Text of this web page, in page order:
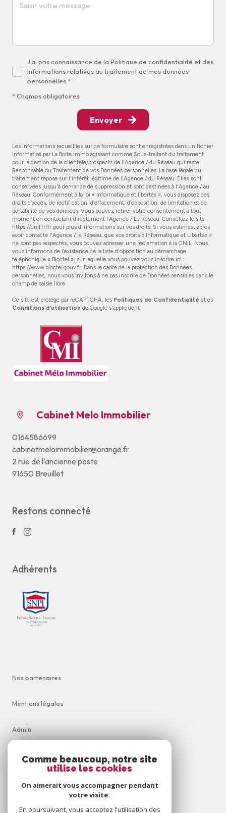
J'ai pris connaissance de la Politique de confidentialité et des
informations relatives au traitement de mes données
personnelles *
* Champs obligatoires
Envoyer
Les informations recueillies sur ce formulaire sont enregistrées dans un fichier
informatisé par La Boite Immo agissant comme Sous-traitant du traitement
pour la gestion de la clientèle/prospects de l'Agence / du Réseau qui reste
Responsable du Traitement de vos Données personnelles. La base légale du
traitement repose sur l'intérêt légitime de l'Agence / du Réseau. Elles sont
conservées jusqu'à demande de suppression et sont destinées à l'Agence / au
Réseau. Conformément à la loi « informatique et libertés », vous disposez des
droits d’accès, de rectification, d’effacement, d’opposition, de limitation et de
portabilité de vos données. Vous pouvez retirer votre consentement à tout
moment en contactant directement l’Agence / Le Réseau. Consultez le site
https://cnil.fr/fr pour plus d’informations sur vos droits. Si vous estimez, après
avoir contacté l'Agence / le Réseau, que vos droits « Informatique et Libertés »
ne sont pas respectés, vous pouvez adresser une réclamation à la CNIL. Nous
vous informons de l’existence de la liste d'opposition au démarchage
téléphonique « Bloctel », sur laquelle vous pouvez vous inscrire ici :
https://www.bloctel.gouv.fr . Dans le cadre de la protection des Données
personnelles, nous vous invitons à ne pas inscrire de Données sensibles dans le
champ de saisie libre.
Ce site est protégé par reCAPTCHA, les Politiques de Confidentialité et es
Conditions d'utilisation de Google s'appliquent.
Cabinet Melo Immobilier
0164586699
cabinetmeloimmobilier@orange.fr
2 rue de l'ancienne poste
91650 Breuillet
Restons connecté
Adhérents
Nos partenaires
Mentions légales
Admin
Nos honoraires
Cookies
Comme beaucoup, notre site
utilise les cookies
On aimerait vous accompagner pendant
votre visite.
En poursuivant, vous acceptez l'utilisation des